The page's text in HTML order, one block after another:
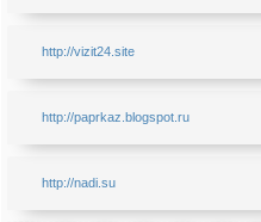
http://vizit24.site
http://paprkaz.blogspot.ru
http://nadi.su